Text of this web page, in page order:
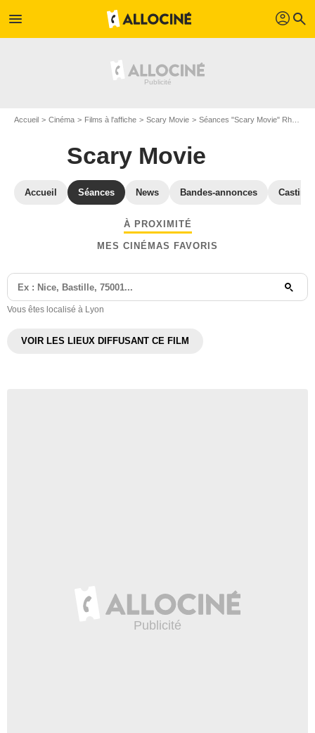
menu profil search
Accueil Cinéma Films à l'affiche Scary Movie Séances "Scary Movie" Rhône
Scary Movie
Accueil Séances News Bandes-annonces Casting
À PROXIMITÉ
MES CINÉMAS FAVORIS
Vous êtes localisé à Lyon
VOIR LES LIEUX DIFFUSANT CE FILM